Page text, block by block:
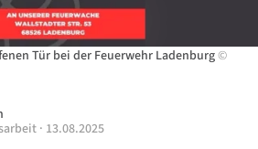
Tür bei der Feuerwehr Ladenburg©
· 13.08.2025